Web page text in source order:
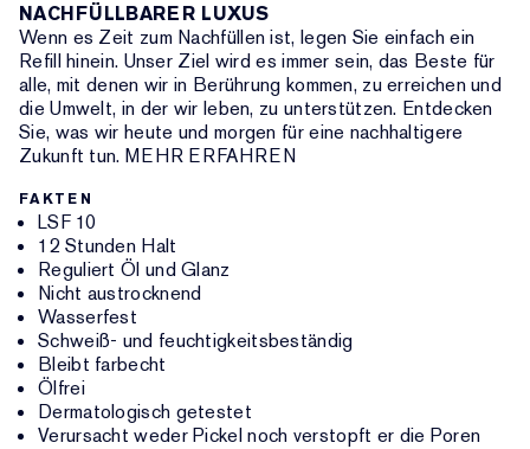
NACHFÜLLBARER LUXUS
Wenn es Zeit zum Nachfüllen ist, legen Sie einfach ein
Refill hinein. Unser Ziel wird es immer sein, das Beste für
alle, mit denen wir in Berührung kommen, zu erreichen und
die Umwelt, in der wir leben, zu unterstützen. Entdecken
Sie, was wir heute und morgen für eine nachhaltigere
Zukunft tun. MEHR ERFAHREN
FAKTEN
LSF 10
12 Stunden Halt
Reguliert Öl und Glanz
Nicht austrocknend
Wasserfest
Schweiß- und feuchtigkeitsbeständig
Bleibt farbecht
Ölfrei
Dermatologisch getestet
Verursacht weder Pickel noch verstopft er die Poren